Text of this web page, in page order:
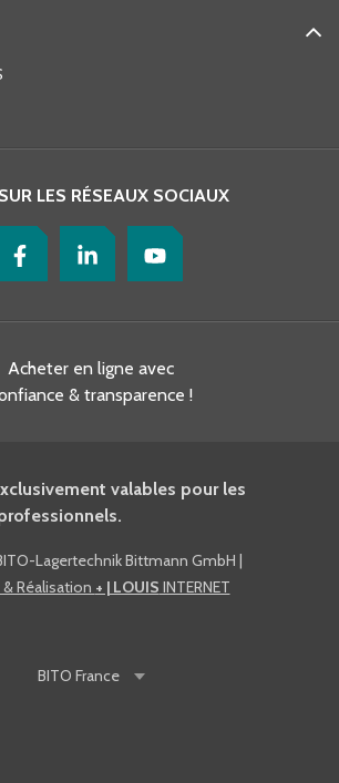
LES RÉSEAUX SOCIAUX
Acheter en ligne avec
& transparence !
valables pour les
Lagertechnik Bittmann GmbH |
Réalisation + | LOUIS INTERNET
BITO France